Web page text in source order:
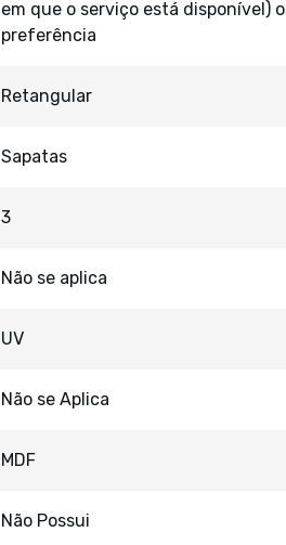
em que o serviço está disponível)
preferência
Retangular
Sapatas
3
Não se aplica
UV
Não se Aplica
MDF
Não Possui